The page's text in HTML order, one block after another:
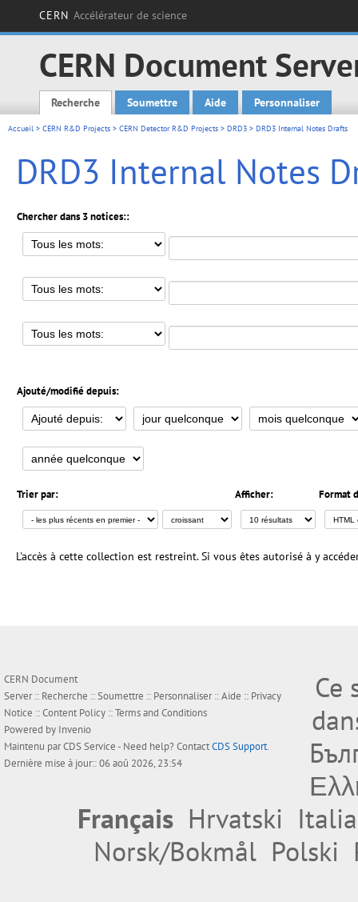
CERN Accélérateur de science
CERN Document
Main menu
Recherche Soumettre Aide Personnaliser
Accueil > CERN R&D Projects > CERN Detector R&D Projects > DRD3 > DRD3 Internal Notes Drafts
DRD3 Internal Notes
Chercher dans 3 notices::
Ajouté/modifié depuis:
Trier par: Afficher: Format
L'accès à cette collection est restreint. Si vous êtes autorisé à y
CERN Document
Server :: Recherche ::Soumettre :: Personnaliser::Aide :: Privacy
Notice ::Content Policy ::Terms and Conditions
Powered by Invenio
Maintenu parCDS Service- Need help? ContactCDS Support.
Dernière mise à jour:: 06 aoû 2026, 23:54
Ce
Français Hrvatski
Norsk/Bokmål Polski